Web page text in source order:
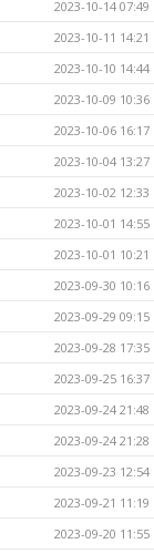
2023-10-14 07:49
2023-10-11 14:21
2023-10-10 14:44
2023-10-09 10:36
2023-10-06 16:17
2023-10-04 13:27
2023-10-02 12:33
2023-10-01 14:55
2023-10-01 10:21
2023-09-30 10:16
2023-09-29 09:15
2023-09-28 17:35
2023-09-25 16:37
2023-09-24 21:48
2023-09-24 21:28
2023-09-23 12:54
2023-09-21 11:19
2023-09-20 11:55